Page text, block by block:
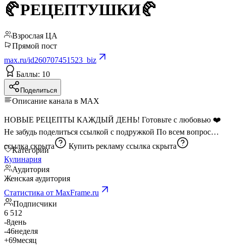
🥐РЕЦЕПТУШКИ🥐
Взрослая ЦА
Прямой пост
max.ru/id260707451523_biz
Баллы: 10
Поделиться
Описание канала в MAX
НОВЫЕ РЕЦЕПТЫ КАЖДЫЙ ДЕНЬ! Готовьте с любовью ❤️
Не забудь поделиться ссылкой с подружкой По всем вопросам
ссылка скрыта
Купить рекламу ссылка скрыта
Категории
Кулинария
Аудитория
Женская аудитория
Статистика от MaxFrame.ru
Подписчики
6 512
-8день
-46неделя
+69месяц